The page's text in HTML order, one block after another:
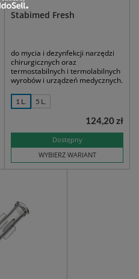
Stabimed Fresh
do mycia i dezynfekcji narzędzi
chirurgicznych oraz
termostabilnych i termolabilnych
wyrobów i urządzeń medycznych.
1 L. 5 L.
Dostępny
WYBIERZ WARIANT
124,20 zł